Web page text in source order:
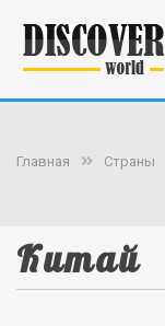
Главная Страны
Китай